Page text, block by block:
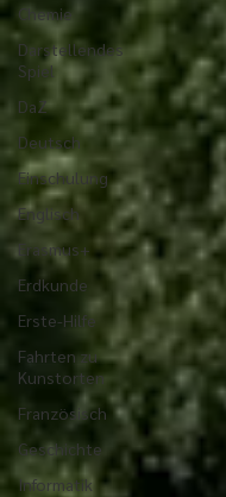
Chemie
Darstellendes
Spiel
DaZ
Deutsch
Einschulung
Englisch
Erasmus+
Erdkunde
Erste-Hilfe
Fahrten zu
Kunstorten
Französisch
Geschichte
Informatik